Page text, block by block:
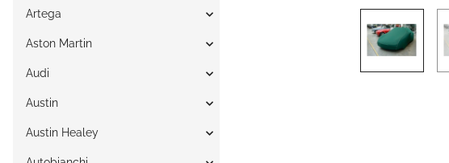
Artega
Aston Martin
Audi
Austin
Austin Healey